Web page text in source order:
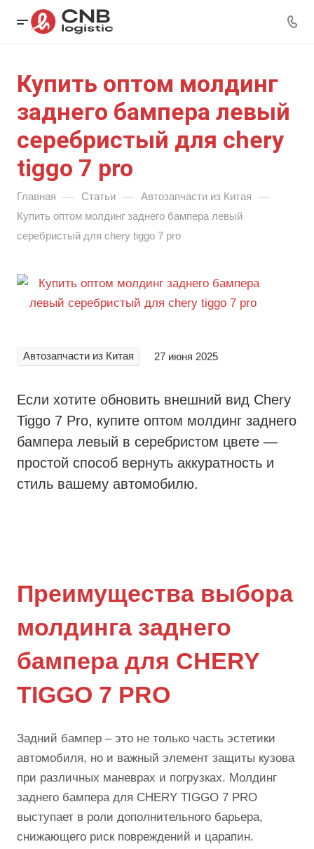
Купить оптом молдинг
заднего бампера левый
серебристый для chery
tiggo 7 pro
Главная — Статьи — Автозапчасти из Китая —
Купить оптом молдинг заднего бампера левый
серебристый для chery tiggo 7 pro
Автозапчасти из Китая 27 июня 2025
Если хотите обновить внешний вид Chery
Tiggo 7 Pro, купите оптом молдинг заднего
бампера левый в серебристом цвете —
простой способ вернуть аккуратность и
стиль вашему автомобилю.
Преимущества выбора
молдинга заднего
бампера для CHERY
TIGGO 7 PRO
Задний бампер – это не только часть эстетики
автомобиля, но и важный элемент защиты кузова
при различных маневрах и погрузках. Молдинг
заднего бампера для CHERY TIGGO 7 PRO
выступает в роли дополнительного барьера,
снижающего риск повреждений и царапин.